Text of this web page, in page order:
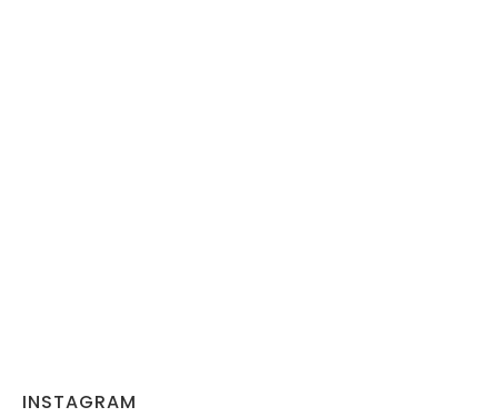
INSTAGRAM